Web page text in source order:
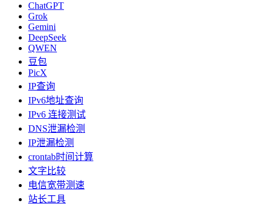
ChatGPT
Grok
Gemini
DeepSeek
QWEN
豆包
PicX
IP查询
IPv6地址查询
IPv6 连接测试
DNS泄漏检测
IP泄漏检测
crontab时间计算
文字比较
电信宽带测速
站长工具